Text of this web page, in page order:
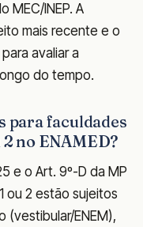
MEC/INEP. A
mais recente e o
avaliar a
do tempo.
para faculdades
no ENAMED?
e o Art. 9º-D da MP
ou 2 estão sujeitos
(vestibular/ENEM),